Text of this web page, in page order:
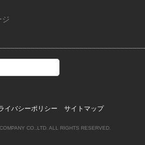
ジ
イバシーポリシー サイトマップ
CO.,LTD. ALL RIGHTS RESERVED.